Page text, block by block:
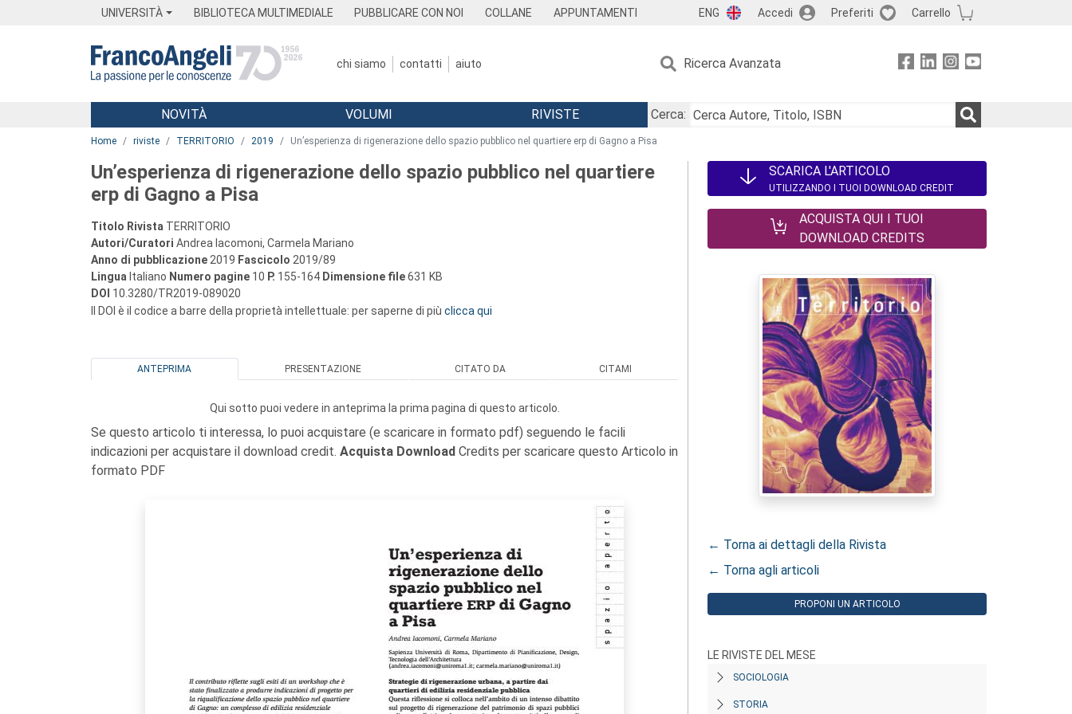
UNIVERSITÀ BIBLIOTECA MULTIMEDIALE PUBBLICARE CON NOI COLLANE APPUNTAMENTI ENG Accedi Preferiti Carrello
chi siamo contatti aiuto Ricerca Avanzata
Menu
NOVITÀ VOLUMI RIVISTE
Cerca:
Home riviste TERRITORIO 2019 Un’esperienza di rigenerazione dello spazio pubblico nel quartiere erp di Gagno a Pisa
Un’esperienza di rigenerazione dello spazio pubblico nel quartiere
erp di Gagno a Pisa
Titolo Rivista TERRITORIO
Autori/Curatori Andrea Iacomoni, Carmela Mariano
Anno di pubblicazione 2019 Fascicolo 2019/89
Lingua Italiano Numero pagine 10 P. 155-164 Dimensione file631 KB
DOI 10.3280/TR2019-089020
Il DOI è il codice a barre della proprietà intellettuale: per saperne di più clicca qui
ANTEPRIMA PRESENTAZIONE CITATO DA CITAMI
Qui sotto puoi vedere in anteprima la prima pagina di questo articolo.
Se questo articolo ti interessa, lo puoi acquistare (e scaricare in formato pdf) seguendo le facili
indicazioni per acquistare il download credit. Acquista Download Credits per scaricare questo Articolo in
formato PDF
SCARICA L'ARTICOLO
UTILIZZANDO I TUOI DOWNLOAD CREDIT
ACQUISTA QUI I TUOI
DOWNLOAD CREDITS
← Torna ai dettagli della Rivista
← Torna agli articoli
PROPONI UN ARTICOLO
LE RIVISTE DEL MESE
SOCIOLOGIA
STORIA